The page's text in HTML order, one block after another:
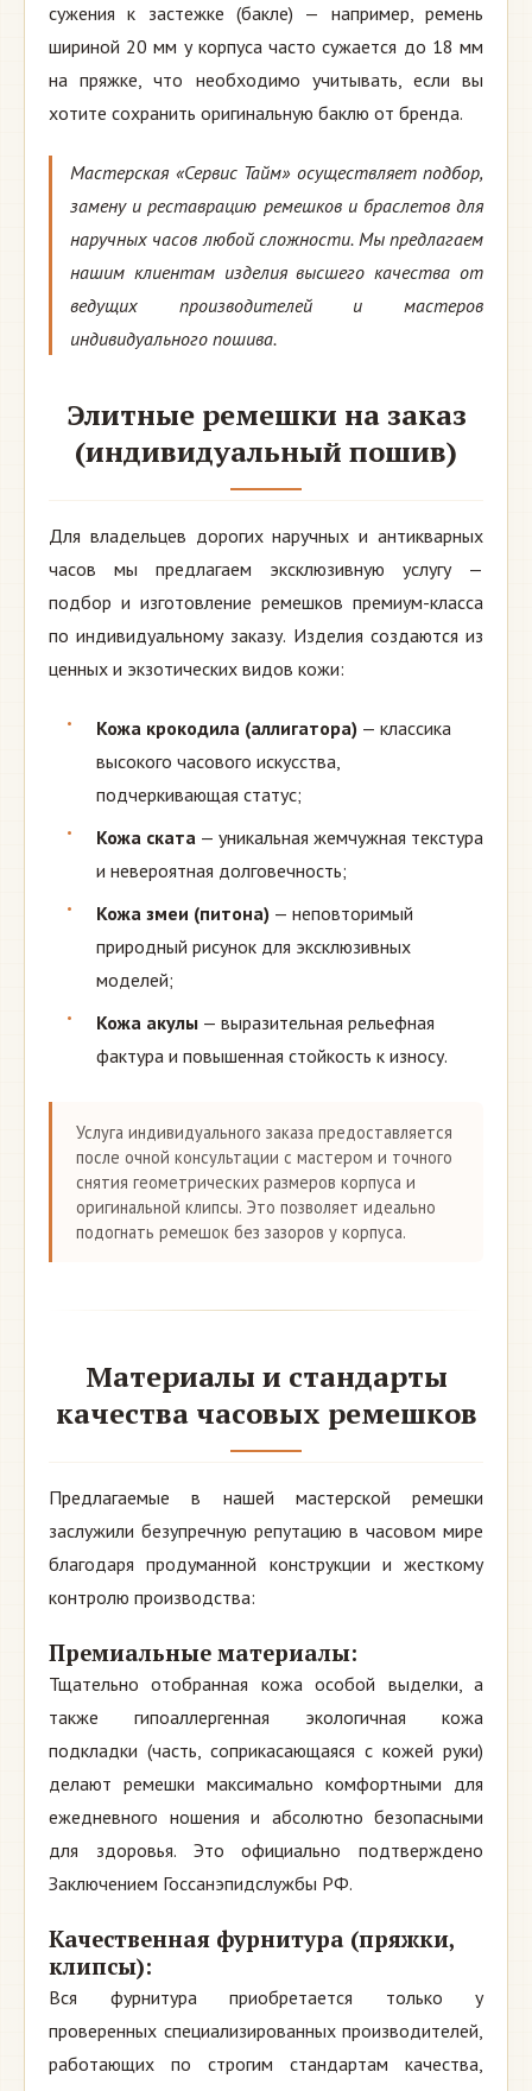
сужения к застежке (бакле) — например, ремень
шириной 20 мм у корпуса часто сужается до 18 мм
на пряжке, что необходимо учитывать, если вы
хотите сохранить оригинальную баклю от бренда.
Мастерская «Сервис Тайм» осуществляет подбор,
замену и реставрацию ремешков и браслетов для
наручных часов любой сложности. Мы предлагаем
нашим клиентам изделия высшего качества от
ведущих производителей и мастеров
индивидуального пошива.
Элитные ремешки на заказ
(индивидуальный пошив)
Для владельцев дорогих наручных и антикварных
часов мы предлагаем эксклюзивную услугу —
подбор и изготовление ремешков премиум-класса
по индивидуальному заказу. Изделия создаются из
ценных и экзотических видов кожи:
Кожа крокодила (аллигатора) — классика
высокого часового искусства,
подчеркивающая статус;
Кожа ската — уникальная жемчужная текстура
и невероятная долговечность;
Кожа змеи (питона) — неповторимый
природный рисунок для эксклюзивных
моделей;
Кожа акулы — выразительная рельефная
фактура и повышенная стойкость к износу.
Услуга индивидуального заказа предоставляется
после очной консультации с мастером и точного
снятия геометрических размеров корпуса и
оригинальной клипсы. Это позволяет идеально
подогнать ремешок без зазоров у корпуса.
Материалы и стандарты
качества часовых ремешков
Предлагаемые в нашей мастерской ремешки
заслужили безупречную репутацию в часовом мире
благодаря продуманной конструкции и жесткому
контролю производства:
Премиальные материалы:
Тщательно отобранная кожа особой выделки, а
также гипоаллергенная экологичная кожа
подкладки (часть, соприкасающаяся с кожей руки)
делают ремешки максимально комфортными для
ежедневного ношения и абсолютно безопасными
для здоровья. Это официально подтверждено
Заключением Госсанэпидслужбы РФ.
Качественная фурнитура (пряжки,
клипсы):
Вся фурнитура приобретается только у
проверенных специализированных производителей,
работающих по строгим стандартам качества,